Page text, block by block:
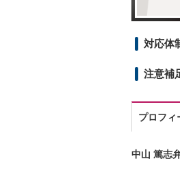
対応体
注意補
プロフィ
中山 篤志